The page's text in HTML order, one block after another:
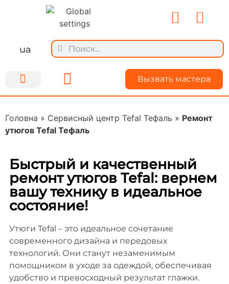
ua
Вызвать мастера
Головна » Сервисный центр Tefal Тефаль » Ремонт
утюгов Tefal Тефаль
Быстрый и качественный
ремонт утюгов Tefal: вернем
вашу технику в идеальное
состояние!
Утюги Tefal – это идеальное сочетание
современного дизайна и передовых
технологий. Они станут незаменимым
помощником в уходе за одеждой, обеспечивая
удобство и превосходный результат глажки.